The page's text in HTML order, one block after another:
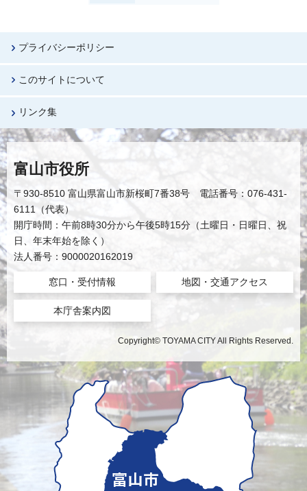
プライバシーポリシー
このサイトについて
リンク集
富山市役所
〒930-8510 富山県富山市新桜町7番38号 電話番号：076-431-
6111（代表）
開庁時間：午前8時30分から午後5時15分（土曜日・日曜日、祝
日、年末年始を除く）
法人番号：9000020162019
窓口・受付情報 地図・交通アクセス
本庁舎案内図
Copyright© TOYAMA CITY All Rights Reserved.